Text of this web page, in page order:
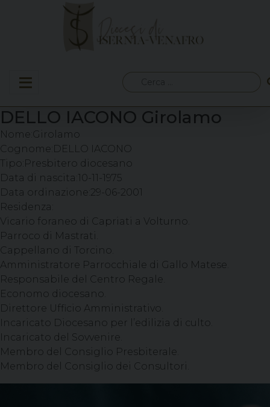
per:
DELLO IACONO Girolamo
Nome: Girolamo
Cognome: DELLO IACONO
Tipo: Presbitero diocesano
Data di nascita: 10-11-1975
Data ordinazione: 29-06-2001
Residenza:
Vicario foraneo di Capriati a Volturno.
Parroco di Mastrati.
Cappellano di Torcino.
Amministratore Parrocchiale di Gallo Matese.
Responsabile del Centro Regale.
Economo diocesano.
Direttore Ufficio Amministrativo.
Incaricato Diocesano per l’edilizia di culto.
Incaricato del Sovvenire.
Membro del Consiglio Presbiterale.
Membro del Consiglio dei Consultori.